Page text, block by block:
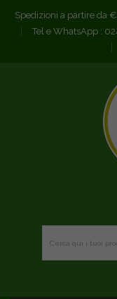
Spedizioni a partire da
Tel e WhatsApp :